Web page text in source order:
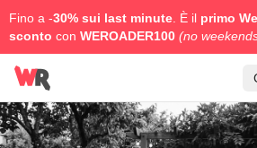
Fino a -30% sui last minute . È il primo
sconto con WEROADER100 (no